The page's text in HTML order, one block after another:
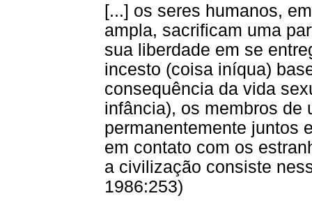
[...] os seres humanos,
ampla, sacrificam uma
sua liberdade em se
incesto (coisa iníqua)
consequência da vida
infância), os membros de
permanentemente juntos
em contato com os
a civilização consiste
1986:253)